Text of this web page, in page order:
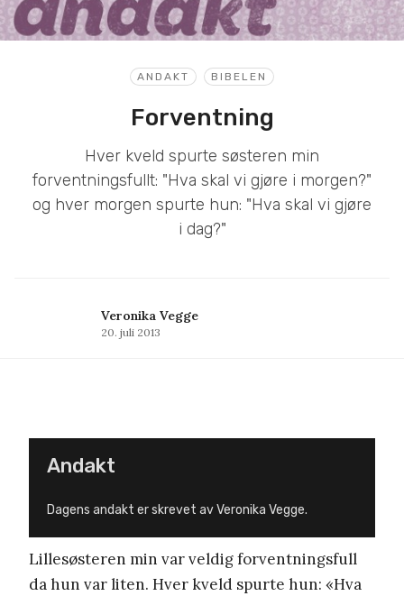
ANDAKT BIBELEN
Forventning
Hver kveld spurte søsteren min
forventningsfullt: "Hva skal vi gjøre i morgen?"
og hver morgen spurte hun: "Hva skal vi gjøre
i dag?"
Veronika Vegge
20. juli 2013
Andakt
Dagens andakt er skrevet av Veronika Vegge.
Lillesøsteren min var veldig forventningsfull
da hun var liten. Hver kveld spurte hun: «Hva